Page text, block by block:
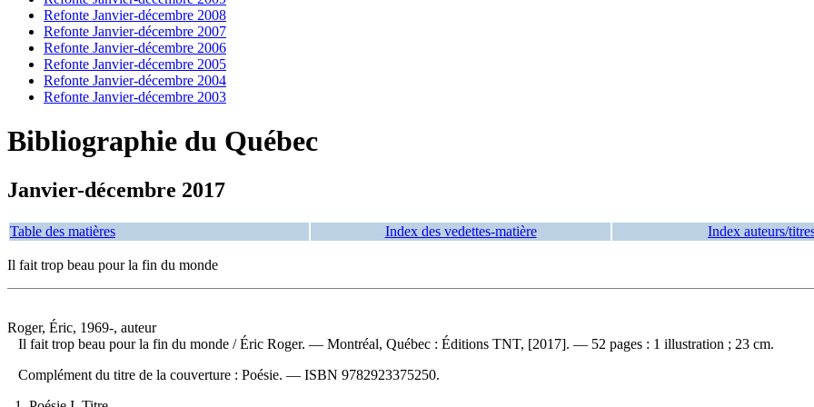
Refonte Janvier-décembre 2008
Refonte Janvier-décembre 2007
Refonte Janvier-décembre 2006
Refonte Janvier-décembre 2005
Refonte Janvier-décembre 2004
Refonte Janvier-décembre 2003
Bibliographie du Québec
Janvier-décembre 2017
Table des matières Index des vedettes-matière Index auteurs/
Il fait trop beau pour la fin du monde
Roger, Éric, 1969-, auteur
Il fait trop beau pour la fin du monde / Éric Roger. — Montréal, Québec : Éditions TNT, [2017]. — 52 pages : 1 illustration ; 23 cm.
Complément du titre de la couverture : Poésie. — ISBN 9782923375250.